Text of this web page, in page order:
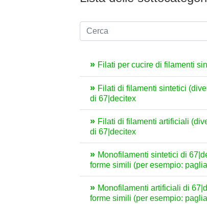
Filati per cucire di filamenti
Filati di filamenti sintetici
di 67|decitex
Filati di filamenti artificiali
di 67|decitex
Monofilamenti sintetici di
forme simili (per esempio:
Monofilamenti artificiali di
forme simili (per esempio: